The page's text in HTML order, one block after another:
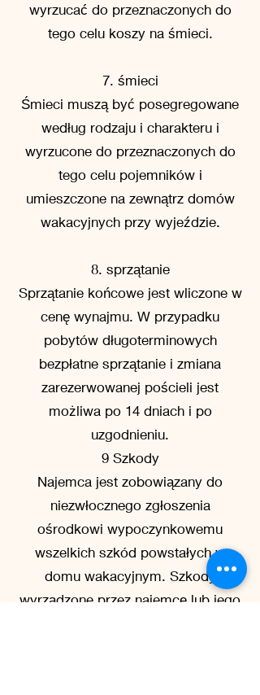
wyrzucać do przeznaczonych do
tego celu koszy na śmieci.
7. śmieci
Śmieci muszą być posegregowane
według rodzaju i charakteru i
wyrzucone do przeznaczonych do
tego celu pojemników i
umieszczone na zewnątrz domów
wakacyjnych przy wyjeździe.
8. sprzątanie
Sprzątanie końcowe jest wliczone w
cenę wynajmu. W przypadku
pobytów długoterminowych
bezpłatne sprzątanie i zmiana
zarezerwowanej pościeli jest
możliwa po 14 dniach i po
uzgodnieniu.
9 Szkody
Najemca jest zobowiązany do
niezwłocznego zgłoszenia
ośrodkowi wypoczynkowemu
wszelkich szkód powstałych w
domu wakacyjnym. Szkody
wyrządzone przez najemcę lub jego